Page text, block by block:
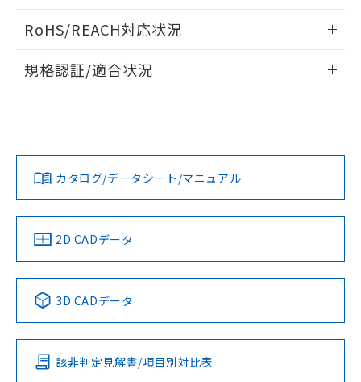
ドすることができます。
ログイン/会員登録
ダウンロードデータをご利用いただく前に、以下を必ずお読
みください。
ソフトウェアの使用条件
RoHS/REACH対応状況
EU RoHS 注意事項・凡例
対応済み
中国 RoHS 注意事項・凡例
Pb Hg Cd Cr(VI)
O
規格認証/適合状況
LR型式承認
（イギリス
船舶規格）
DNV型式承認
（ノルウェー
BV型式承認
（フランス
KR型式
（韓国
No No No No
この製品の規格認証/適合状況ページへ
その他の認証はこちらのページからご検索ください
カタログ/データシート/マニュアル
2D CADデータ
3D CADデータ
該非判定見解書/項目別対比表